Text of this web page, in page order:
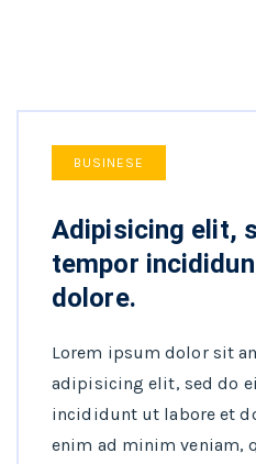
BUSINESE
Adipisicing elit,
tempor
dolore.
Lorem ipsum dolor sit
adipisicing elit, sed do
incididunt ut labore et
enim ad minim veniam,